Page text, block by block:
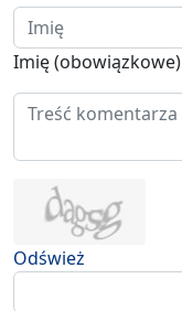
Imię (obowiązkowe)
Odśwież